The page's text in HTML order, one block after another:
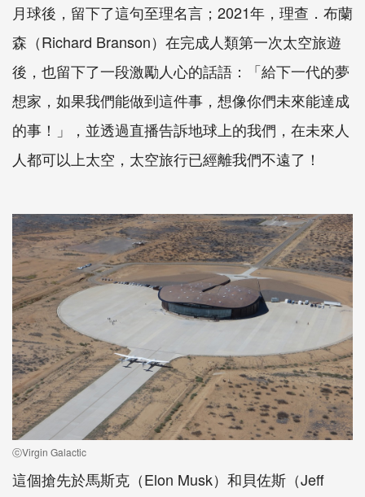
月球後，留下了這句至理名言；2021年，理查．布蘭
森（Richard Branson）在完成人類第一次太空旅遊
後，也留下了一段激勵人心的話語：「給下一代的夢
想家，如果我們能做到這件事，想像你們未來能達成
的事！」，並透過直播告訴地球上的我們，在未來人
人都可以上太空，太空旅行已經離我們不遠了！
ⓒVirgin Galactic
這個搶先於馬斯克（Elon Musk）和貝佐斯（Jeff